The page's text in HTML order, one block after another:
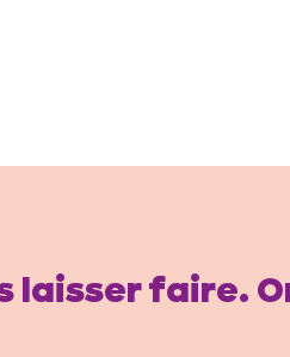
laisser faire.